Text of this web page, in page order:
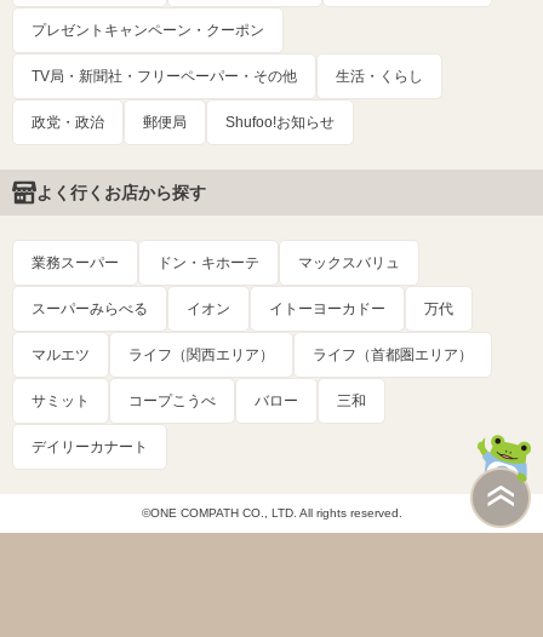
プレゼントキャンペーン・クーポン
TV局・新聞社・フリーペーパー・その他 生活・くらし
政党・政治 郵便局 Shufoo!お知らせ
よく行くお店から探す
業務スーパー ドン・キホーテ マックスバリュ
スーパーみらべる イオン イトーヨーカドー 万代
マルエツ ライフ（関西エリア） ライフ（首都圏エリア）
サミット コープこうべ バロー 三和
デイリーカナート
©ONE COMPATH CO., LTD. All rights reserved.